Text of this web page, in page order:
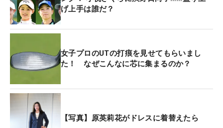
げ上手は誰だ？
女子プロのUTの打痕を見せてもらいまし
た！ なぜこんなに芯に集まるのか？
【写真】原英莉花がドレスに着替えたら